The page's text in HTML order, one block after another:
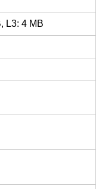
L3: 4 MB